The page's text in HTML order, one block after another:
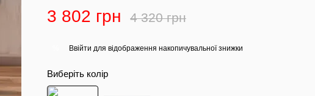
3 802 грн 4 320 грн
Ввійти для відображення накопичувальної знижки
Виберіть колір